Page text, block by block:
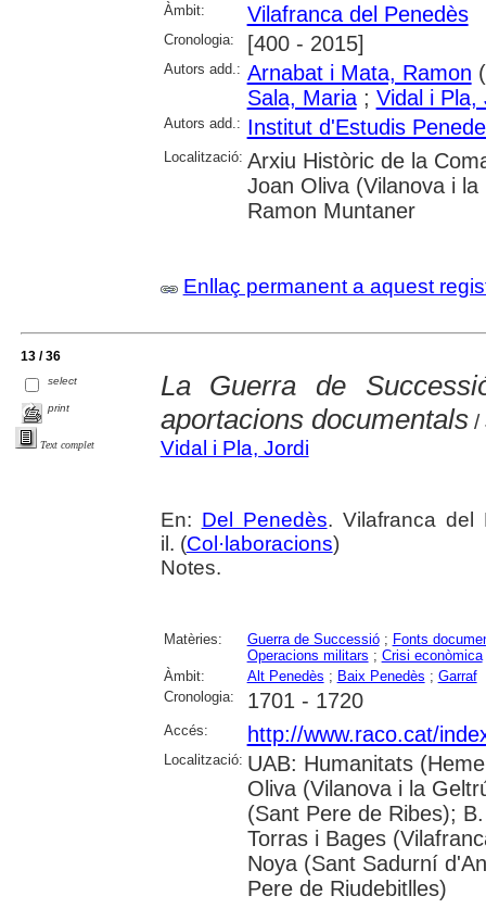
Àmbit:
Vilafranca del Penedès
Cronologia: [400 - 2015]
Autors add.: Arnabat i Mata, Ramon
Sala, Maria; Vidal i Pla,
Autors add.: Institut d'Estudis
Localització: Arxiu Històric de la
Joan Oliva (Vilanova i
Ramon Muntaner
Enllaç permanent a aquest
13 / 36
select
print
Text complet
La Guerra de
aportacions documentals/
Vidal i Pla, Jordi
En: Del Penedès. Vilafranca
il. (Col·laboracions)
Notes.
Matèries: Guerra de Successió; Fonts
Operacions militars ; Crisi econòmica
Àmbit:
Alt Penedès ; Baix Penedès ; Garraf
Cronologia:
1701 - 1720
Accés: http://www.raco.cat/
Localització: UAB: Humanitats
Oliva (Vilanova i la
(Sant Pere de Ribes);
Torras i Bages
Noya (Sant Sadurní
Pere de Riudebitlles)